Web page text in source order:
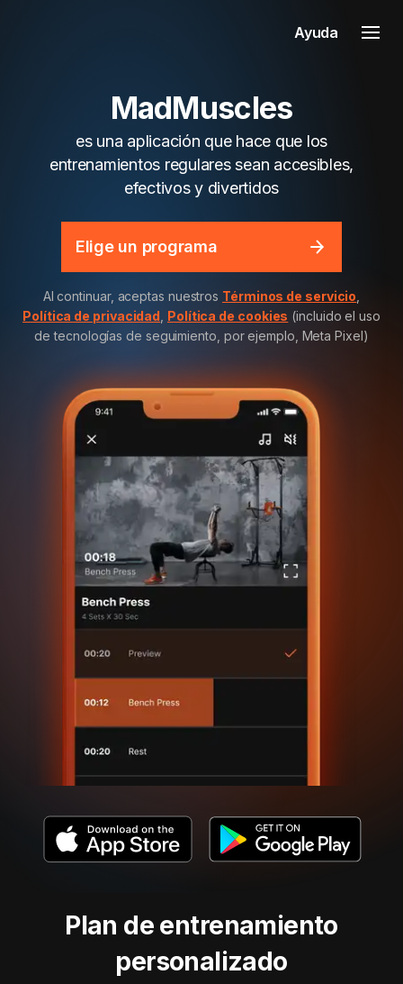
Ayuda
MadMuscles
es una aplicación que hace que los
entrenamientos regulares sean accesibles,
efectivos y divertidos
Elige un programa
Al continuar, aceptas nuestros Términos de servicio
Política de privacidad Política de cookies (incluido el uso
de tecnologías de seguimiento, por ejemplo, Meta Pixel)
Plan de entrenamiento
personalizado